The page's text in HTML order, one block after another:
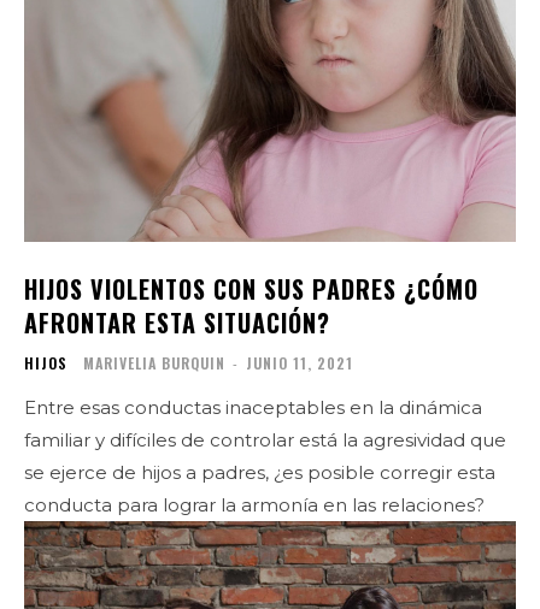
HIJOS VIOLENTOS CON SUS PADRES ¿CÓMO
AFRONTAR ESTA SITUACIÓN?
HIJOS MARIVELIA BURQUIN - JUNIO 11, 2021
Entre esas conductas inaceptables en la dinámica
familiar y difíciles de controlar está la agresividad que
se ejerce de hijos a padres, ¿es posible corregir esta
conducta para lograr la armonía en las relaciones?